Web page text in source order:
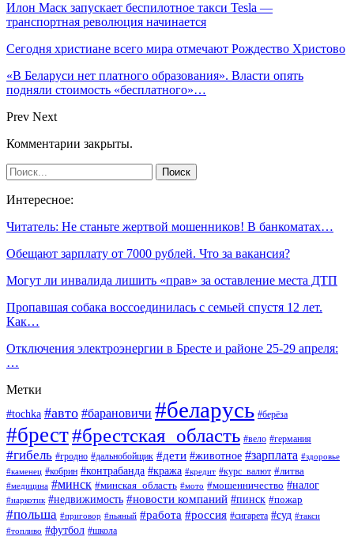
Илон Маск запускает беспилотное такси Tesla —
транспортная революция начинается
Сегодня христиане всего мира отмечают Рождество Христово
«В Беларуси нет платного образования». Власти опять
подняли стоимость «бесплатного»…
Prev Next
Комментарии закрыты.
Интересное:
Читатель: Не станьте жертвой мошенников! В банкоматах…
Обещают зарплату от 7000 рублей. Что за вакансия?
Могут ли инвалида лишить «прав» за оставление места ДТП
Пропавшая собака воссоединилась с семьей спустя 12 лет.
Как…
Отключения электроэнергии в Бресте и районе 25-29 апреля:
…
Метки
#tochka #авто #барановичи #беларусь #берёза
#брест#брестская_область #вело #германия
#гибель #гродно #дальнобойщик #дети #животное #зарплата #здоровье
#каменец #кобрин #контрабанда #кража #кредит #курс_валют #литва
#медицина #минск #минская_область #мото #мошенничество #налог
#наркотик #недвижимость #новости компаний #пинск #пожар
#польша #приговор #пьяный #работа #россия #сигарета #суд #такси
#топливо #футбол #школа